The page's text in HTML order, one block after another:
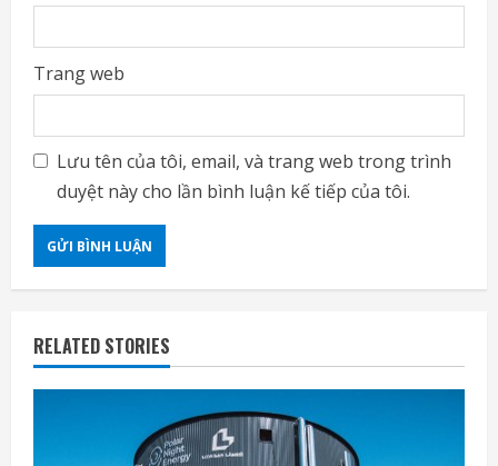
Trang web
Lưu tên của tôi, email, và trang web trong trình
duyệt này cho lần bình luận kế tiếp của tôi.
RELATED STORIES